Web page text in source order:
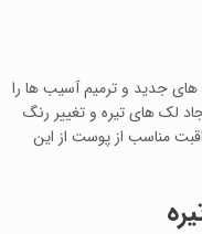
جدید و ترمیم آسیب‌ ها را
لک‌ های تیره و تغییر رنگ
مناسب از پوست از این